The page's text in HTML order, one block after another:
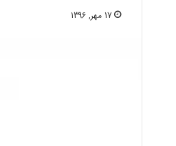
17 مهر, 1396